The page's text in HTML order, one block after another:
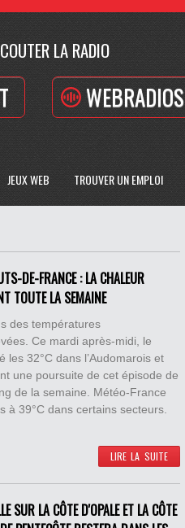
LA RADIO
WEBRADIOS
JEUX WEB TROUVER UN EMPLOI
DE-FRANCE : LA CHALEUR
TOUTE LA SEMAINE
des températures
Ce mardi après-midi, le
les 32°C dans l’Audomarois et
une poursuite de cet épisode de
de la semaine. Météo-France
à 39°C dans certains secteurs.
LIRE LA SUITE
SUR LA CÔTE D'OPALE ET LA CÔTE